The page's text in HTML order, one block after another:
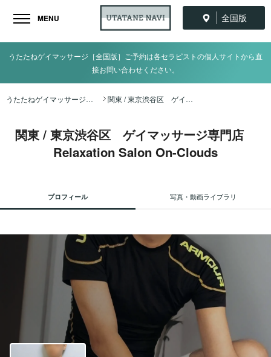
全国版
MENU
うたたねゲイマッサージ［全国版］ご予約は各セラピストの個人サイトから直
接お問い合わせください。
うたたねゲイマッサージ全国ナビ TOP 関東 / 東京渋谷区 ゲイマッサージ専門店 Relaxation Salon On-Clouds
関東 / 東京渋谷区 ゲイマッサージ専門店
Relaxation Salon On-Clouds
プロフィール 写真・動画ライブラリ